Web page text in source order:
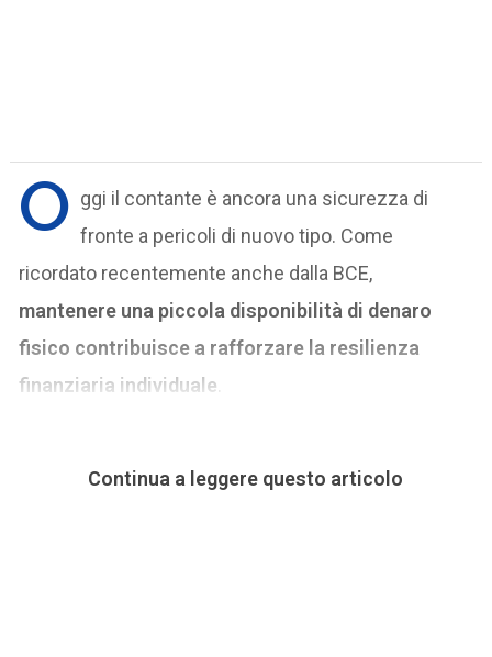
O ggi il contante è ancora una sicurezza di
fronte a pericoli di nuovo tipo. Come
ricordato recentemente anche dalla BCE,
mantenere una piccola disponibilità di denaro
fisico contribuisce a rafforzare la resilienza
finanziaria individuale
Continua a leggere questo articolo